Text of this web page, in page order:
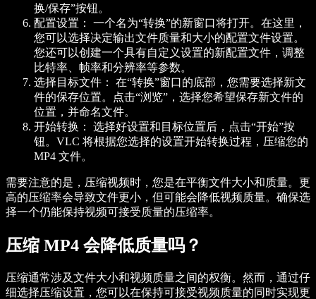
换/保存”按钮。
配置设置：
一个名为“转换”的新窗口将打开。在这里，
您可以选择决定输出文件质量和大小的配置文件设置。
您还可以创建一个具有自定义设置的新配置文件，调整
比特率、帧率和分辨率等参数。
选择目标文件：
在“转换”窗口的底部，您需要选择新文
件的保存位置。点击“浏览”，选择您希望保存新文件的
位置，并命名文件。
开始转换：
选择好设置和目标位置后，点击“开始”按
钮。VLC 将根据您选择的设置开始转换过程，压缩您的
MP4 文件。
需要注意的是，压缩视频时，您是在平衡文件大小和质量。更
高的压缩率会导致文件更小，但可能会降低视频质量。确保选
择一个仍能保持视频可接受质量的压缩率。
压缩 MP4 会降低质量吗？
压缩通常涉及文件大小和视频质量之间的权衡。然而，通过仔
细选择压缩设置，您可以在保持可接受视频质量的同时实现更